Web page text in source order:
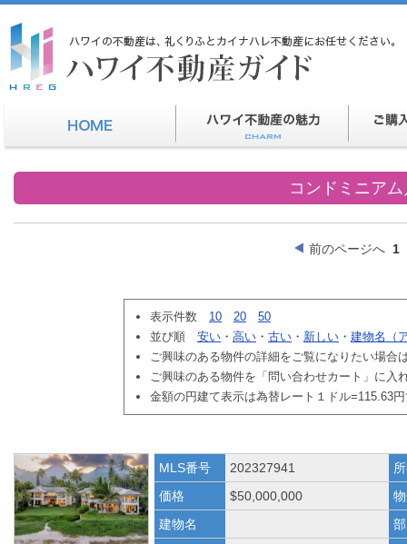
コンドミニア
前のページへ 1
表示件数 10 20
50
並び順 安い ・ 高い ・ 古い ・ 新しい ・ 建物名（
ご興味のある物件の詳細をご覧になりたい場合
ご興味のある物件を「問い合わせカート」に入
金額の円建て表示は為替レート１ドル=115.63
MLS番号 202327941
価格
$50,000,000
建物名